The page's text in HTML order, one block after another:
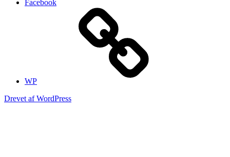
Facebook
WP
Drevet af WordPress